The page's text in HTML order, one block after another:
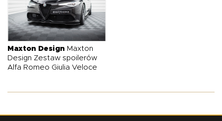
O NAS OFERTA BLOG
Maxton Design Maxton
Design Zestaw spoilerów
Alfa Romeo Giulia Veloce